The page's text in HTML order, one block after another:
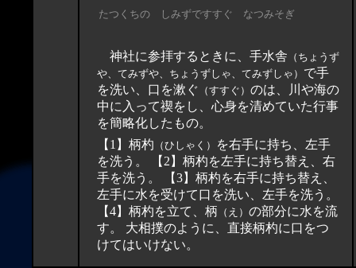
たつくちの しみずですすぐ なつみそぎ
神社に参拝するときに、手水舎 （ちょうず
や、てみずや、ちょうずしゃ、てみずしゃ） で手
を洗い、口を漱ぐ （すすぐ） のは、川や海の
中に入って禊をし、心身を清めていた行事
を簡略化したもの。
【1】柄杓 （ひしゃく）
を右手に持ち、左手
を洗う。 【2】柄杓を左手に持ち替え、右
手を洗う。 【3】柄杓を右手に持ち替え、
左手に水を受けて口を洗い、左手を洗う。
【4】柄杓を立て、柄 （え） の部分に水を流
す。 大相撲のように、直接柄杓に口をつ
けてはいけない。